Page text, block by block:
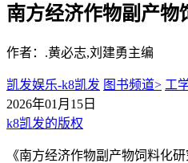
南方经济作物副产物
作者：.黄必志,刘建勇主编
凯发娱乐-k8凯发 图书频道> 工
2026年01月15日
k8凯发的版权
《南方经济作物副产物饲料化